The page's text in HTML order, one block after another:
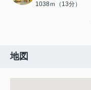
1038ｍ（13分）
地図